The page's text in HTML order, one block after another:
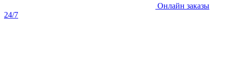
Онлайн заказы
24/7